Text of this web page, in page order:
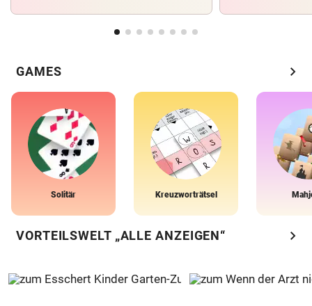
GAMES chevron_right
Solitär Kreuzworträtsel
VORTEILSWELT „ALLE ANZEIGEN“ chevron_right